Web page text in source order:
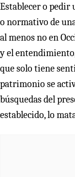
Establecer o
o normativo de
al menos no en
y el
que solo tiene
patrimonio se
búsquedas del
establecido, lo